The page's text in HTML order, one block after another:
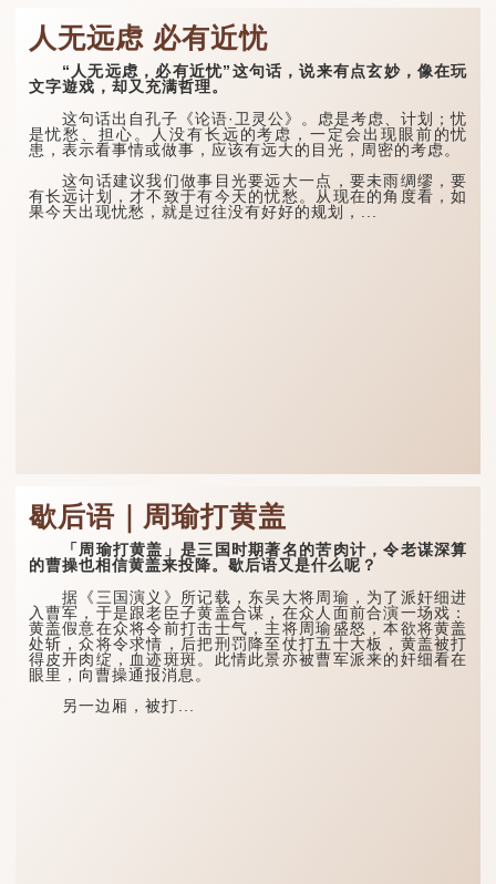
人无远虑 必有近忧
“人无远虑，必有近忧”这句话，说来有点玄妙，像在玩
文字遊戏，却又充满哲理。
这句话出自孔子《论语·卫灵公》。虑是考虑、计划；忧
是忧愁、担心。人没有长远的考虑，一定会出现眼前的忧
患，表示看事情或做事，应该有远大的目光，周密的考虑。
这句话建议我们做事目光要远大一点，要未雨绸缪，要
有长远计划，才不致于有今天的忧愁。从现在的角度看，如
果今天出现忧愁，就是过往没有好好的规划，...
歇后语｜周瑜打黄盖
「周瑜打黄盖」是三国时期著名的苦肉计，令老谋深算
的曹操也相信黄盖来投降。歇后语又是什么呢？
据《三国演义》所记载，东吴大将周瑜，为了派奸细进
入曹军，于是跟老臣子黄盖合谋，在众人面前合演一场戏：
黄盖假意在众将令前打击士气，主将周瑜盛怒，本欲将黄盖
处斩，众将令求情，后把刑罚降至仗打五十大板，黄盖被打
得皮开肉绽，血迹斑斑。此情此景亦被曹军派来的奸细看在
眼里，向曹操通报消息。
另一边厢，被打...